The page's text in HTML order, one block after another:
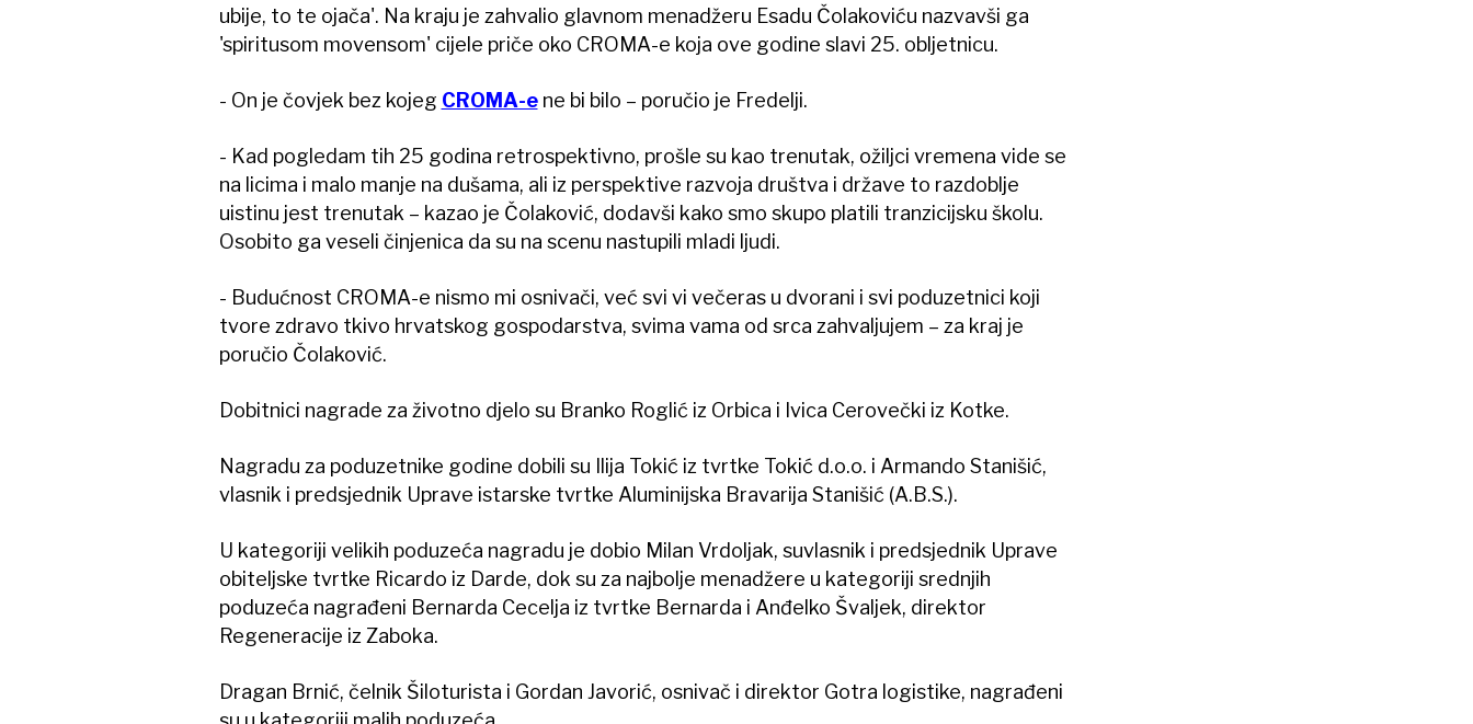
ubije, to te ojača'. Na kraju je zahvalio glavnom menadžeru Esadu Čolakoviću nazvavši ga
'spiritusom movensom' cijele priče oko CROMA-e koja ove godine slavi 25. obljetnicu.
- On je čovjek bez kojeg CROMA-ene bi bilo – poručio je Fredelji.
- Kad pogledam tih 25 godina retrospektivno, prošle su kao trenutak, ožiljci vremena vide se
na licima i malo manje na dušama, ali iz perspektive razvoja društva i države to razdoblje
uistinu jest trenutak – kazao je Čolaković, dodavši kako smo skupo platili tranzicijsku školu.
Osobito ga veseli činjenica da su na scenu nastupili mladi ljudi.
- Budućnost CROMA-e nismo mi osnivači, već svi vi večeras u dvorani i svi poduzetnici koji
tvore zdravo tkivo hrvatskog gospodarstva, svima vama od srca zahvaljujem – za kraj je
poručio Čolaković.
Dobitnici nagrade za životno djelo su Branko Roglić iz Orbica i Ivica Cerovečki iz Kotke.
Nagradu za poduzetnike godine dobili su Ilija Tokić iz tvrtke Tokić d.o.o. i Armando Stanišić,
vlasnik i predsjednik Uprave istarske tvrtke Aluminijska Bravarija Stanišić (A.B.S.).
U kategoriji velikih poduzeća nagradu je dobio Milan Vrdoljak, suvlasnik i predsjednik Uprave
obiteljske tvrtke Ricardo iz Darde, dok su za najbolje menadžere u kategoriji srednjih
poduzeća nagrađeni Bernarda Cecelja iz tvrtke Bernarda i Anđelko Švaljek, direktor
Regeneracije iz Zaboka.
Dragan Brnić, čelnik Šiloturista i Gordan Javorić, osnivač i direktor Gotra logistike, nagrađeni